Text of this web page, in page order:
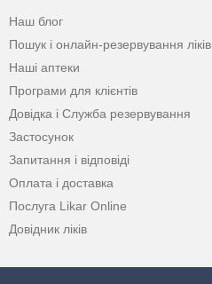
Наш блог
Пошук і онлайн-резервування ліків
Наші аптеки
Програми для клієнтів
Довідка і Служба резервування
Застосунок
Запитання і відповіді
Оплата і доставка
Послуга Likar Online
Довідник ліків